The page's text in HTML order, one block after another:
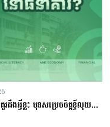
ផង ធ្វើការផង